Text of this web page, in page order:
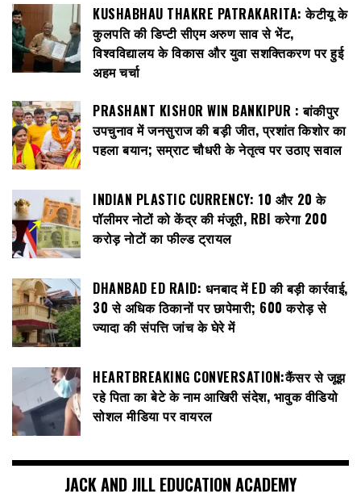
KUSHABHAU THAKRE PATRAKARITA: केटीयू के
कुलपति की डिप्टी सीएम अरुण साव से भेंट,
विश्वविद्यालय के विकास और युवा सशक्तिकरण पर हुई
अहम चर्चा
PRASHANT KISHOR WIN BANKIPUR : बांकीपुर
उपचुनाव में जनसुराज की बड़ी जीत, प्रशांत किशोर का
पहला बयान; सम्राट चौधरी के नेतृत्व पर उठाए सवाल
INDIAN PLASTIC CURRENCY: ₹10 और ₹20 के
पॉलीमर नोटों को केंद्र की मंजूरी, RBI करेगा 200
करोड़ नोटों का फील्ड ट्रायल
DHANBAD ED RAID: धनबाद में ED की बड़ी कार्रवाई,
30 से अधिक ठिकानों पर छापेमारी; 600 करोड़ से
ज्यादा की संपत्ति जांच के घेरे में
HEARTBREAKING CONVERSATION:कैंसर से जूझ
रहे पिता का बेटे के नाम आखिरी संदेश, भावुक वीडियो
सोशल मीडिया पर वायरल
JACK AND JILL EDUCATION ACADEMY